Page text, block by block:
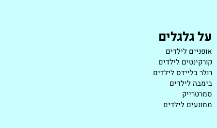
על גלגלים
אופניים לילדים
קורקינטים לילדים
רולר בליידס לילדים
בימבה לילדים
סמרטרייק
ממונעים לילדים